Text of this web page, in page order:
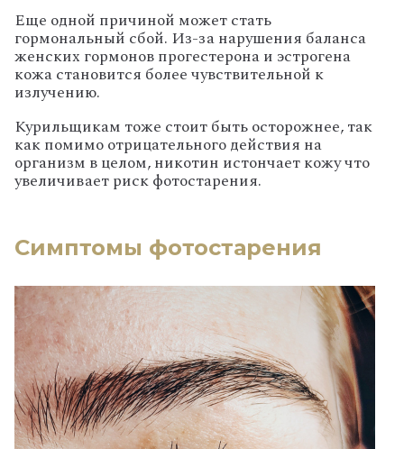
Еще одной причиной может стать
гормональный сбой. Из-за нарушения баланса
женских гормонов прогестерона и эстрогена
кожа становится более чувствительной к
излучению.
Курильщикам тоже стоит быть осторожнее, так
как помимо отрицательного действия на
организм в целом, никотин истончает кожу что
увеличивает риск фотостарения.
Симптомы фотостарения